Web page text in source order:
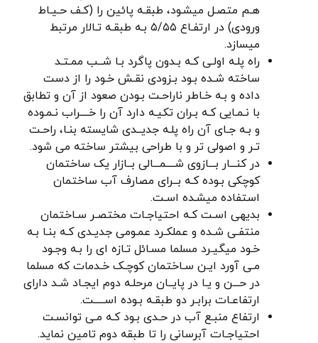
هـم متصـل میشـود، طبقـه پائین را (کـف حـيـاط
ورودی) در ارتفـاع ۵/۵۵ بـه طبقـه تـالار مرتبط
میسازد.
راه پلـه اولـی کـه بـدون پاگرد بـا شــب ممـتـد
ساخته شـده بـود بـزودی نقـش خـود را از دست
داده و بـه خـاطر ناراحـت بـودن صعود از آن و تطابق
با نـمـایی کـه بـران تکیـه دارد آن را خــــراب نـمـوده
و بـه جـای آن راه پلـه جديــدی شایسته بنـا، راحـت
تـر و اصولی تر و با طراحی بیشتر ساخته می شود.
در کنـــار بـــازوی شــــمـــالی بــازار یک ساختمان
کوچکی بـوده کـه بــرای مصارف آب ساختمان
استفاده میشـده اسـت.
بدیهی اسـت کـه احتياجـات مختصـر سـاختمان
منتفـی شـده و عملکـرد عمـومی جدیـدی کـه بنـا بـه
خـود میگیـرد مسلما مسـائل تـازه ای را بـه وجـود
مـی آورد ایـن سـاختمان کوچـک خـدمات که مسلما
در حـــن و یـا در پایــان مرحلـه دوم ایجـاد شـد دارای
ارتفاعـات برابـر دو طبقـه بـوده اســـــت.
ارتفاع منبـع آب در حـدی بـود کـه مـی توانسـت
احتياجـات آبرسانی را تا طبقه دوم تامین نماید.